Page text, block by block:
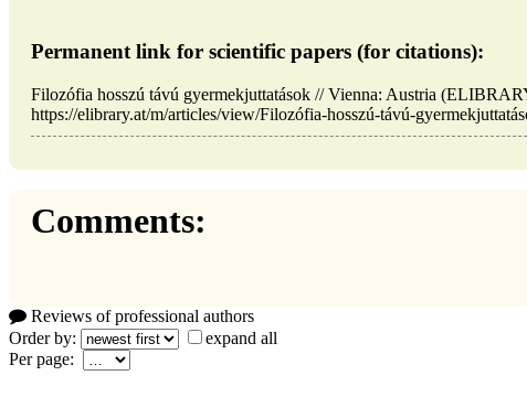
Permanent link for scientific papers (for citations):
Filozófia hosszú távú gyermekjuttatások // Vienna: Austria
https://elibrary.at/m/articles/view/Filozófia-hosszú-távú-
Comments:
Reviews of professional authors
Order by:
expand all
Per page: